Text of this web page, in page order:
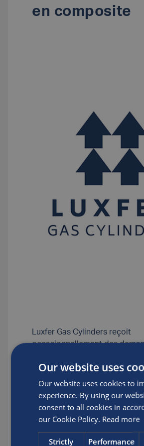
en composite
Luxfer Gas Cylinders reçoit
occasionnellement des
bouteilles bobinées en
Luxfer.
L’ensemble des bouteilles
composite de Luxfer a été
durée de vie spécifique,
autorisation légale ne nous
Our website uses
Our website uses cookies to
experience. By using our
consent to all cookies in
our Cookie Policy. Read more
Strictly
Performance